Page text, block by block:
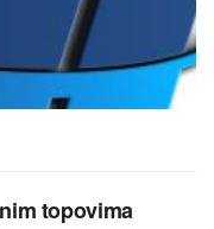
topovima